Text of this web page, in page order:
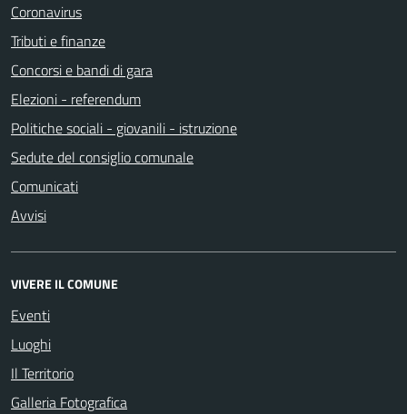
Coronavirus
Tributi e finanze
Concorsi e bandi di gara
Elezioni - referendum
Politiche sociali - giovanili - istruzione
Sedute del consiglio comunale
Comunicati
Avvisi
VIVERE IL COMUNE
Eventi
Luoghi
Il Territorio
Galleria Fotografica